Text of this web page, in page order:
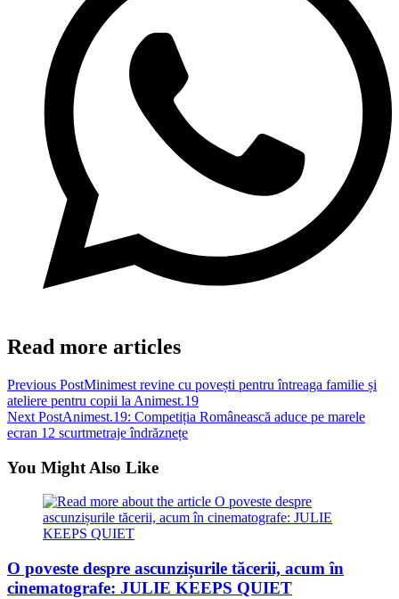
Read more articles
Previous PostMinimest revine cu povești pentru întreaga familie și
ateliere pentru copii la Animest.19
Next PostAnimest.19: Competiția Românească aduce pe marele
ecran 12 scurtmetraje îndrăznețe
You Might Also Like
O poveste despre ascunzișurile tăcerii, acum în
cinematografe: JULIE KEEPS QUIET